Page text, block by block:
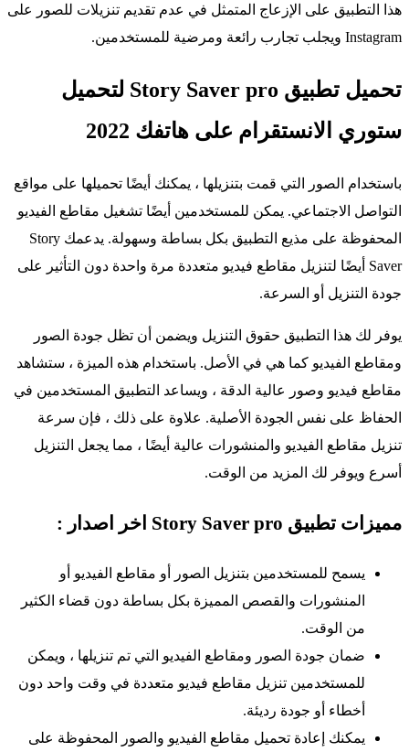
هذا التطبيق على الإزعاج المتمثل في عدم تقديم تنزيلات للصور على
Instagram ويجلب تجارب رائعة ومرضية للمستخدمين.
تحميل تطبيق Story Saver pro‏ لتحميل
ستوري الانستقرام على هاتفك 2022
باستخدام الصور التي قمت بتنزيلها ، يمكنك أيضًا تحميلها على مواقع
التواصل الاجتماعي. يمكن للمستخدمين أيضًا تشغيل مقاطع الفيديو
المحفوظة على مذيع التطبيق بكل بساطة وسهولة. يدعمك Story
Saver أيضًا لتنزيل مقاطع فيديو متعددة مرة واحدة دون التأثير على
جودة التنزيل أو السرعة.
يوفر لك هذا التطبيق حقوق التنزيل ويضمن أن تظل جودة الصور
ومقاطع الفيديو كما هي في الأصل. باستخدام هذه الميزة ، ستشاهد
مقاطع فيديو وصور عالية الدقة ، ويساعد التطبيق المستخدمين في
الحفاظ على نفس الجودة الأصلية. علاوة على ذلك ، فإن سرعة
تنزيل مقاطع الفيديو والمنشورات عالية أيضًا ، مما يجعل التنزيل
أسرع ويوفر لك المزيد من الوقت.
مميزات تطبيق Story Saver pro اخر اصدار :
يسمح للمستخدمين بتنزيل الصور أو مقاطع الفيديو أو
المنشورات والقصص المميزة بكل بساطة دون قضاء الكثير
من الوقت.
ضمان جودة الصور ومقاطع الفيديو التي تم تنزيلها ، ويمكن
للمستخدمين تنزيل مقاطع فيديو متعددة في وقت واحد دون
أخطاء أو جودة رديئة.
يمكنك إعادة تحميل مقاطع الفيديو والصور المحفوظة على